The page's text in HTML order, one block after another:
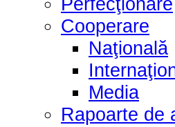
Cooperare
Naţională
Media
Rapoarte de